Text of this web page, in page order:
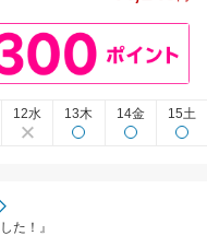
12水 13木 14金 15土
た！』